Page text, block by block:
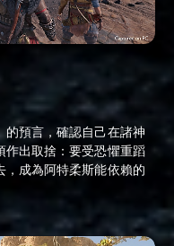
的預言，確認自己在諸神
作出取捨：要受恐懼重蹈
，成為阿特柔斯能依賴的